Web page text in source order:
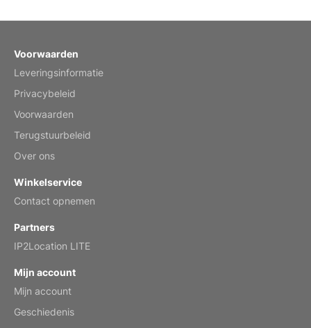
by charles
by Anne
Reviewed
Voorwaarden
Leveringsinformatie
Privacybeleid
Voorwaarden
Terugstuurbeleid
Over ons
Winkelservice
Contact opnemen
Partners
IP2Location LITE
Mijn account
Mijn account
Geschiedenis